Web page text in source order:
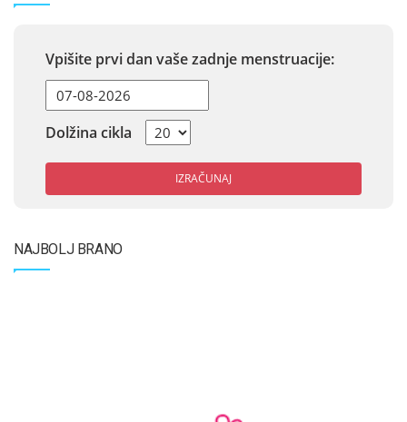
Vpišite prvi dan vaše zadnje menstruacije:
Dolžina cikla
IZRAČUNAJ
NAJBOLJ BRANO